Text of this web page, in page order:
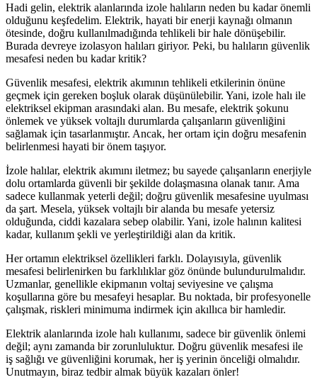
Hadi gelin, elektrik alanlarında izole halıların neden bu kadar önemli
olduğunu keşfedelim. Elektrik, hayati bir enerji kaynağı olmanın
ötesinde, doğru kullanılmadığında tehlikeli bir hale dönüşebilir.
Burada devreye izolasyon halıları giriyor. Peki, bu halıların güvenlik
mesafesi neden bu kadar kritik?
Güvenlik mesafesi, elektrik akımının tehlikeli etkilerinin önüne
geçmek için gereken boşluk olarak düşünülebilir. Yani, izole halı ile
elektriksel ekipman arasındaki alan. Bu mesafe, elektrik şokunu
önlemek ve yüksek voltajlı durumlarda çalışanların güvenliğini
sağlamak için tasarlanmıştır. Ancak, her ortam için doğru mesafenin
belirlenmesi hayati bir önem taşıyor.
İzole halılar, elektrik akımını iletmez; bu sayede çalışanların enerjiyle
dolu ortamlarda güvenli bir şekilde dolaşmasına olanak tanır. Ama
sadece kullanmak yeterli değil; doğru güvenlik mesafesine uyulması
da şart. Mesela, yüksek voltajlı bir alanda bu mesafe yetersiz
olduğunda, ciddi kazalara sebep olabilir. Yani, izole halının kalitesi
kadar, kullanım şekli ve yerleştirildiği alan da kritik.
Her ortamın elektriksel özellikleri farklı. Dolayısıyla, güvenlik
mesafesi belirlenirken bu farklılıklar göz önünde bulundurulmalıdır.
Uzmanlar, genellikle ekipmanın voltaj seviyesine ve çalışma
koşullarına göre bu mesafeyi hesaplar. Bu noktada, bir profesyonelle
çalışmak, riskleri minimuma indirmek için akıllıca bir hamledir.
Elektrik alanlarında izole halı kullanımı, sadece bir güvenlik önlemi
değil; aynı zamanda bir zorunluluktur. Doğru güvenlik mesafesi ile
iş sağlığı ve güvenliğini korumak, her iş yerinin önceliği olmalıdır.
Unutmayın, biraz tedbir almak büyük kazaları önler!